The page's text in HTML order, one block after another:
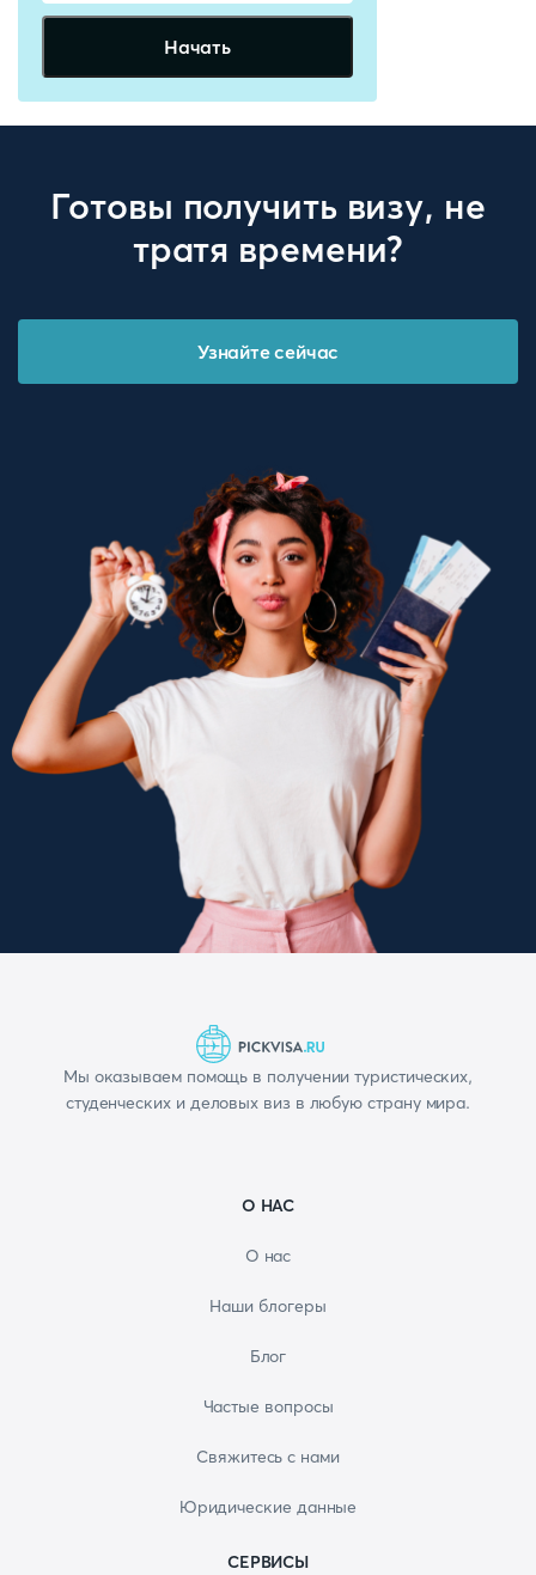
Начать
Готовы получить визу, не
тратя времени?
Узнайте сейчас
Мы оказываем помощь в получении туристических,
студенческих и деловых виз в любую страну мира.
О НАС
О нас
Наши блогеры
Блог
Частые вопросы
Свяжитесь с нами
Юридические данные
СЕРВИСЫ